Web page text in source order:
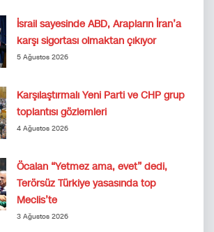
İsrail sayesinde ABD, Arapların İran’a
karşı sigortası olmaktan çıkıyor
5 Ağustos 2026
Karşılaştırmalı Yeni Parti ve CHP grup
toplantısı gözlemleri
4 Ağustos 2026
Öcalan “Yetmez ama, evet” dedi,
Terörsüz Türkiye yasasında top
Meclis’te
3 Ağustos 2026